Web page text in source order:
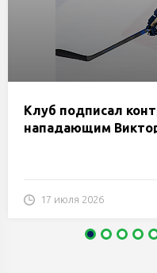
Клуб подписал
нападающим
17 июля 2026